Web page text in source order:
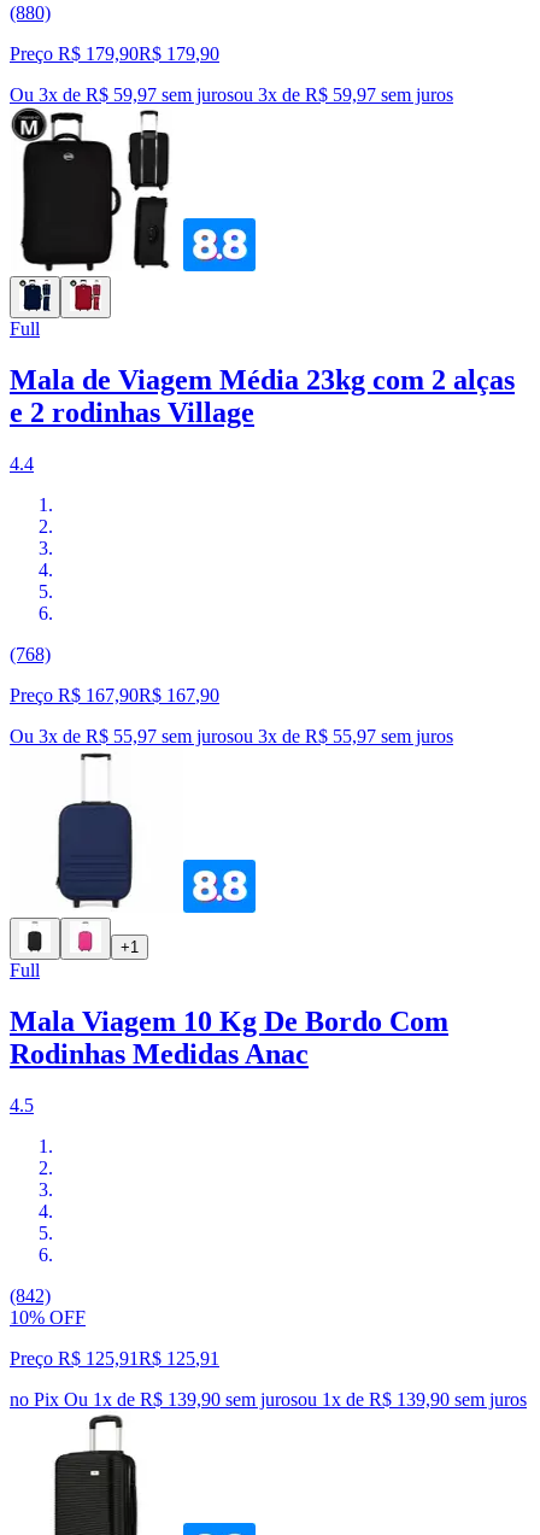
(880)
Preço R$ 179,90R$ 179,90
Ou 3x de R$ 59,97 sem jurosou 3x de R$ 59,97 sem juros
Full
Mala de Viagem Média 23kg com 2 alças
e 2 rodinhas Village
4.4
(768)
Preço R$ 167,90R$ 167,90
Ou 3x de R$ 55,97 sem jurosou 3x de R$ 55,97 sem juros
+1
Full
Mala Viagem 10 Kg De Bordo Com
Rodinhas Medidas Anac
4.5
(842)
10% OFF
Preço R$ 125,91R$ 125,91
no Pix Ou 1x de R$ 139,90 sem jurosou 1x de R$ 139,90 sem juros